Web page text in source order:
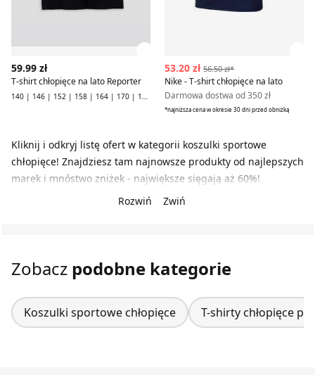
59.99 zł
T-shirt chłopięce na lato Reporter
140 | 146 | 152 | 158 | 164 | 170 | 176 | 182 | 188
53.20 zł 56.50 zł*
Nike - T-shirt chłopięce na lato
Darmowa dostwa od 350 zł
*najniższa cena w okresie 30 dni przed obniżką
Kliknij i odkryj listę ofert w kategorii koszulki sportowe
chłopięce! Znajdziesz tam najnowsze produkty od najlepszych
marek i mnóstwo zniżek - największe sięgają aż 60%!
Rozwiń
Zwiń
Zobacz podobne kategorie
Koszulki sportowe chłopięce T-shirty chłopięce